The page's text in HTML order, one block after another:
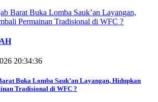
20:34:36
Buka Lomba Sauk’an Layangan, Hidupkan
Tradisional di WFC ?